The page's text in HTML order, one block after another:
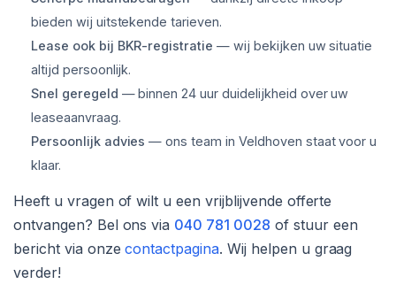
bieden wij uitstekende tarieven.
Lease ook bij BKR-registratie — wij bekijken uw situatie
altijd persoonlijk.
Snel geregeld — binnen 24 uur duidelijkheid over uw
leaseaanvraag.
Persoonlijk advies — ons team in Veldhoven staat voor u
klaar.
Heeft u vragen of wilt u een vrijblijvende offerte
ontvangen? Bel ons via 040 781 0028 of stuur een
bericht via onzecontactpagina. Wij helpen u graag
verder!